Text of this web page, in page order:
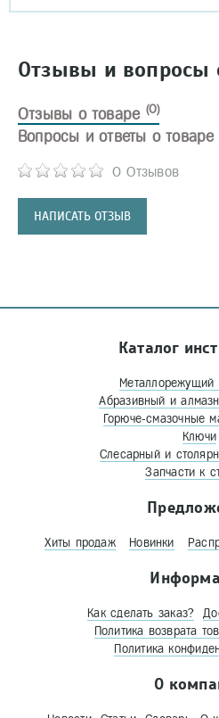
Отзывы и вопросы
Отзывы о товаре (0)
0 Отзывов
НАПИСАТЬ ОТЗЫВ
Вопросы и ответы о товаре
Каталог
Металлорежущий
Абразивный и
Горюче-смазочные
Ключи
Слесарный и
Запчасти к
Хиты продаж Новинки
Как сделать заказ?
Политика возврата
Политика
О